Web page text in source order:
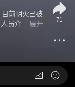
前明火已被
员介...
展开 71